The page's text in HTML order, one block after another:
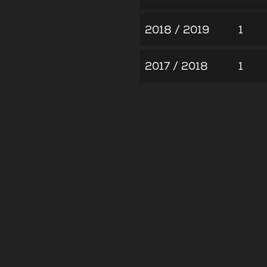
2018 / 2019 1
2017 / 2018 1